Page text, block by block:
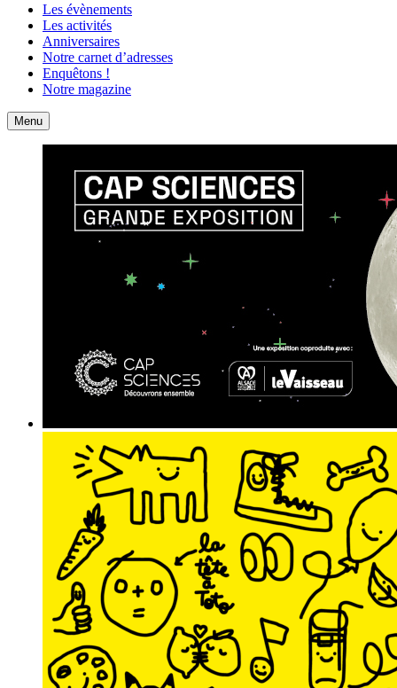
Les évènements
Les activités
Anniversaires
Notre carnet d’adresses
Enquêtons !
Notre magazine
Accueil
Menu Contact